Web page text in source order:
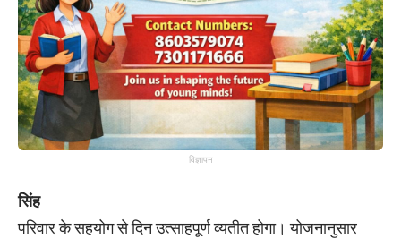
विज्ञापन
सिंह
परिवार के सहयोग से दिन उत्साहपूर्ण व्यतीत होगा। योजनानुसार